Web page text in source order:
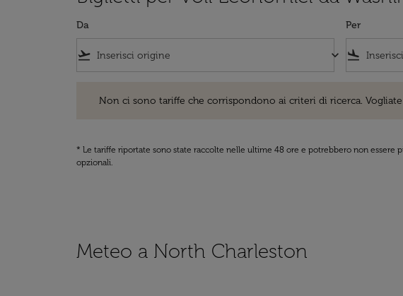
Da
flight_takeoff keyboard_arrow_down
Per
flight_land
Non ci sono tariffe che corrispondono ai criteri di ricerca.
* Le tariffe riportate sono state raccolte nelle ultime 48 ore e potrebbero non
opzionali.
Meteo a North Charleston